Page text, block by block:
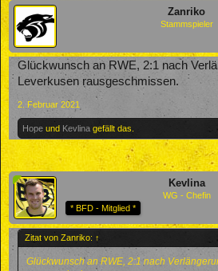
Zanriko
Stammspieler
Glückwunsch an RWE, 2:1 nach
Leverkusen rausgeschmissen.
2. Februar 2021
Hope und Kevlina gefällt das.
Kevlina
WG - Chefin
* BFD - Mitglied *
Zitat von Zanriko: ↑
Glückwunsch an RWE, 2:1 nach